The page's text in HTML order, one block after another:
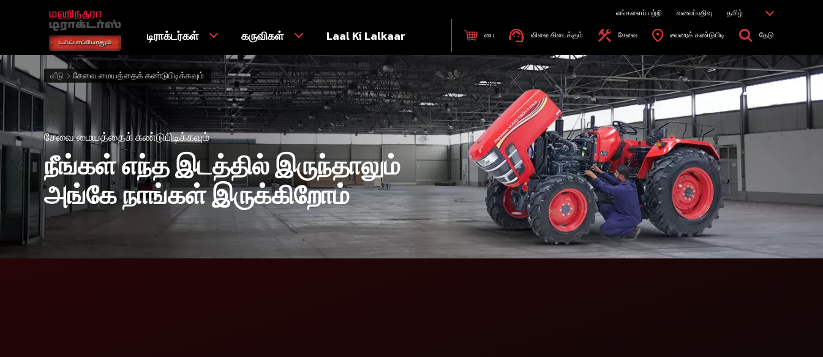
எங்களைப் பற்றி வலைப்பதிவு தமிழ்
டிராக்டர்கள் கருவிகள் Laal Ki Lalkaar பை விலை கிடைக்கும் சேவை டீலரைக் கண்டுபிடி தேடு
வீடு சேவை மையத்தைக் கண்டுபிடிக்கவும்
சேவை மையத்தைக் கண்டுபிடிக்கவும்
நீங்கள் எந்த இடத்தில் இருந்தாலும்
அங்கே நாங்கள் இருக்கிறோம்